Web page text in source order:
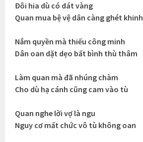
Đôi hia dù có dát vàng
Quan mua bệ vệ dân càng ghét khinh
Nắm quyền mà thiếu công minh
Dân oan dặt dẹo bất bình thù thâm
Làm quan mà đã nhúng chàm
Cho dù hạ cánh cũng cam vào tù
Quan nghe lời vợ là ngu
Nguy cơ mất chức vô tù không oan